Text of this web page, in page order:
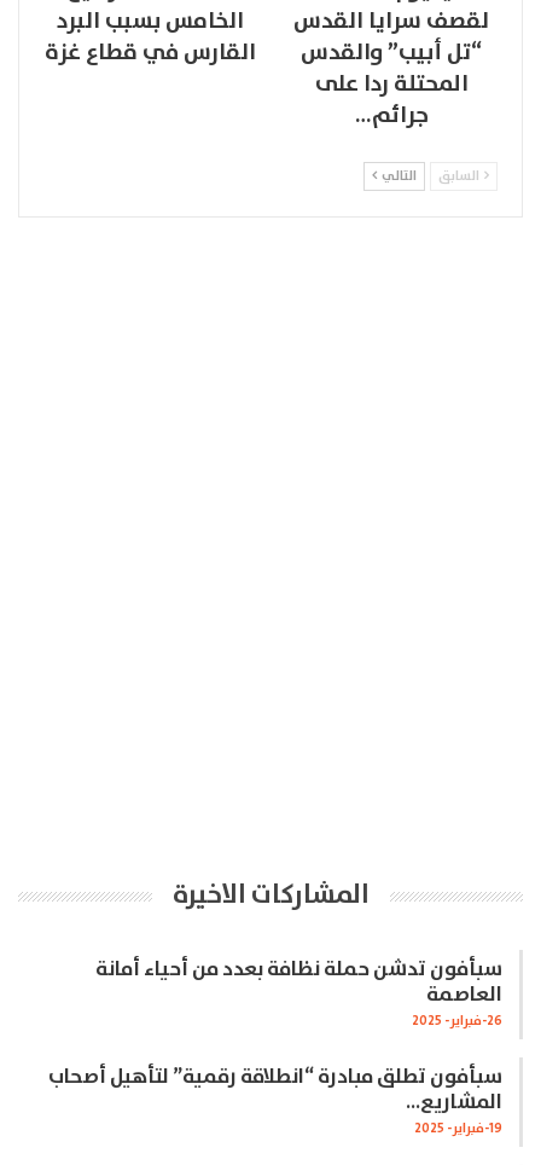
لقصف سرايا القدس
“تل أبيب” والقدس
المحتلة ردا على
جرائم…
الخامس بسبب البرد
القارس في قطاع غزة
السابق التالي
المشاركات الاخيرة
سبأفون تدشن حملة نظافة بعدد من أحياء أمانة
العاصمة
26-فبراير- 2025
سبأفون تطلق مبادرة “انطلاقة رقمية” لتأهيل أصحاب
المشاريع…
19-فبراير- 2025